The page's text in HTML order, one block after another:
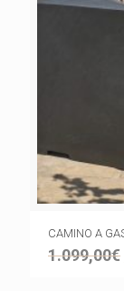
CAMINO A
1.099,00€